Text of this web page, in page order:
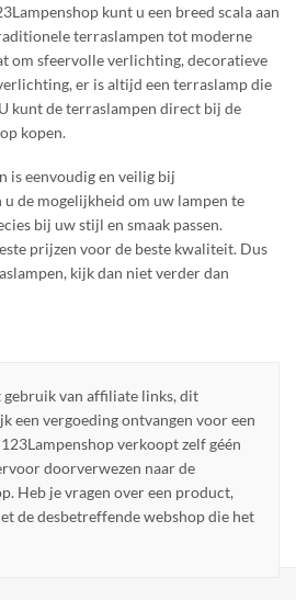
kunt u een breed scala aan
terraslampen tot moderne
om sfeervolle verlichting, decoratieve
er is altijd een terraslamp die
kunt de terraslampen direct bij de
kopen.
is eenvoudig en veilig bij
u de mogelijkheid om uw lampen te
bij uw stijl en smaak passen.
prijzen voor de beste kwaliteit. Dus
kijk dan niet verder dan
gebruik van affiliate links, dit
een vergoeding ontvangen voor een
verkoopt zelf géén
doorverwezen naar de
Heb je vragen over een product,
de desbetreffende webshop die het